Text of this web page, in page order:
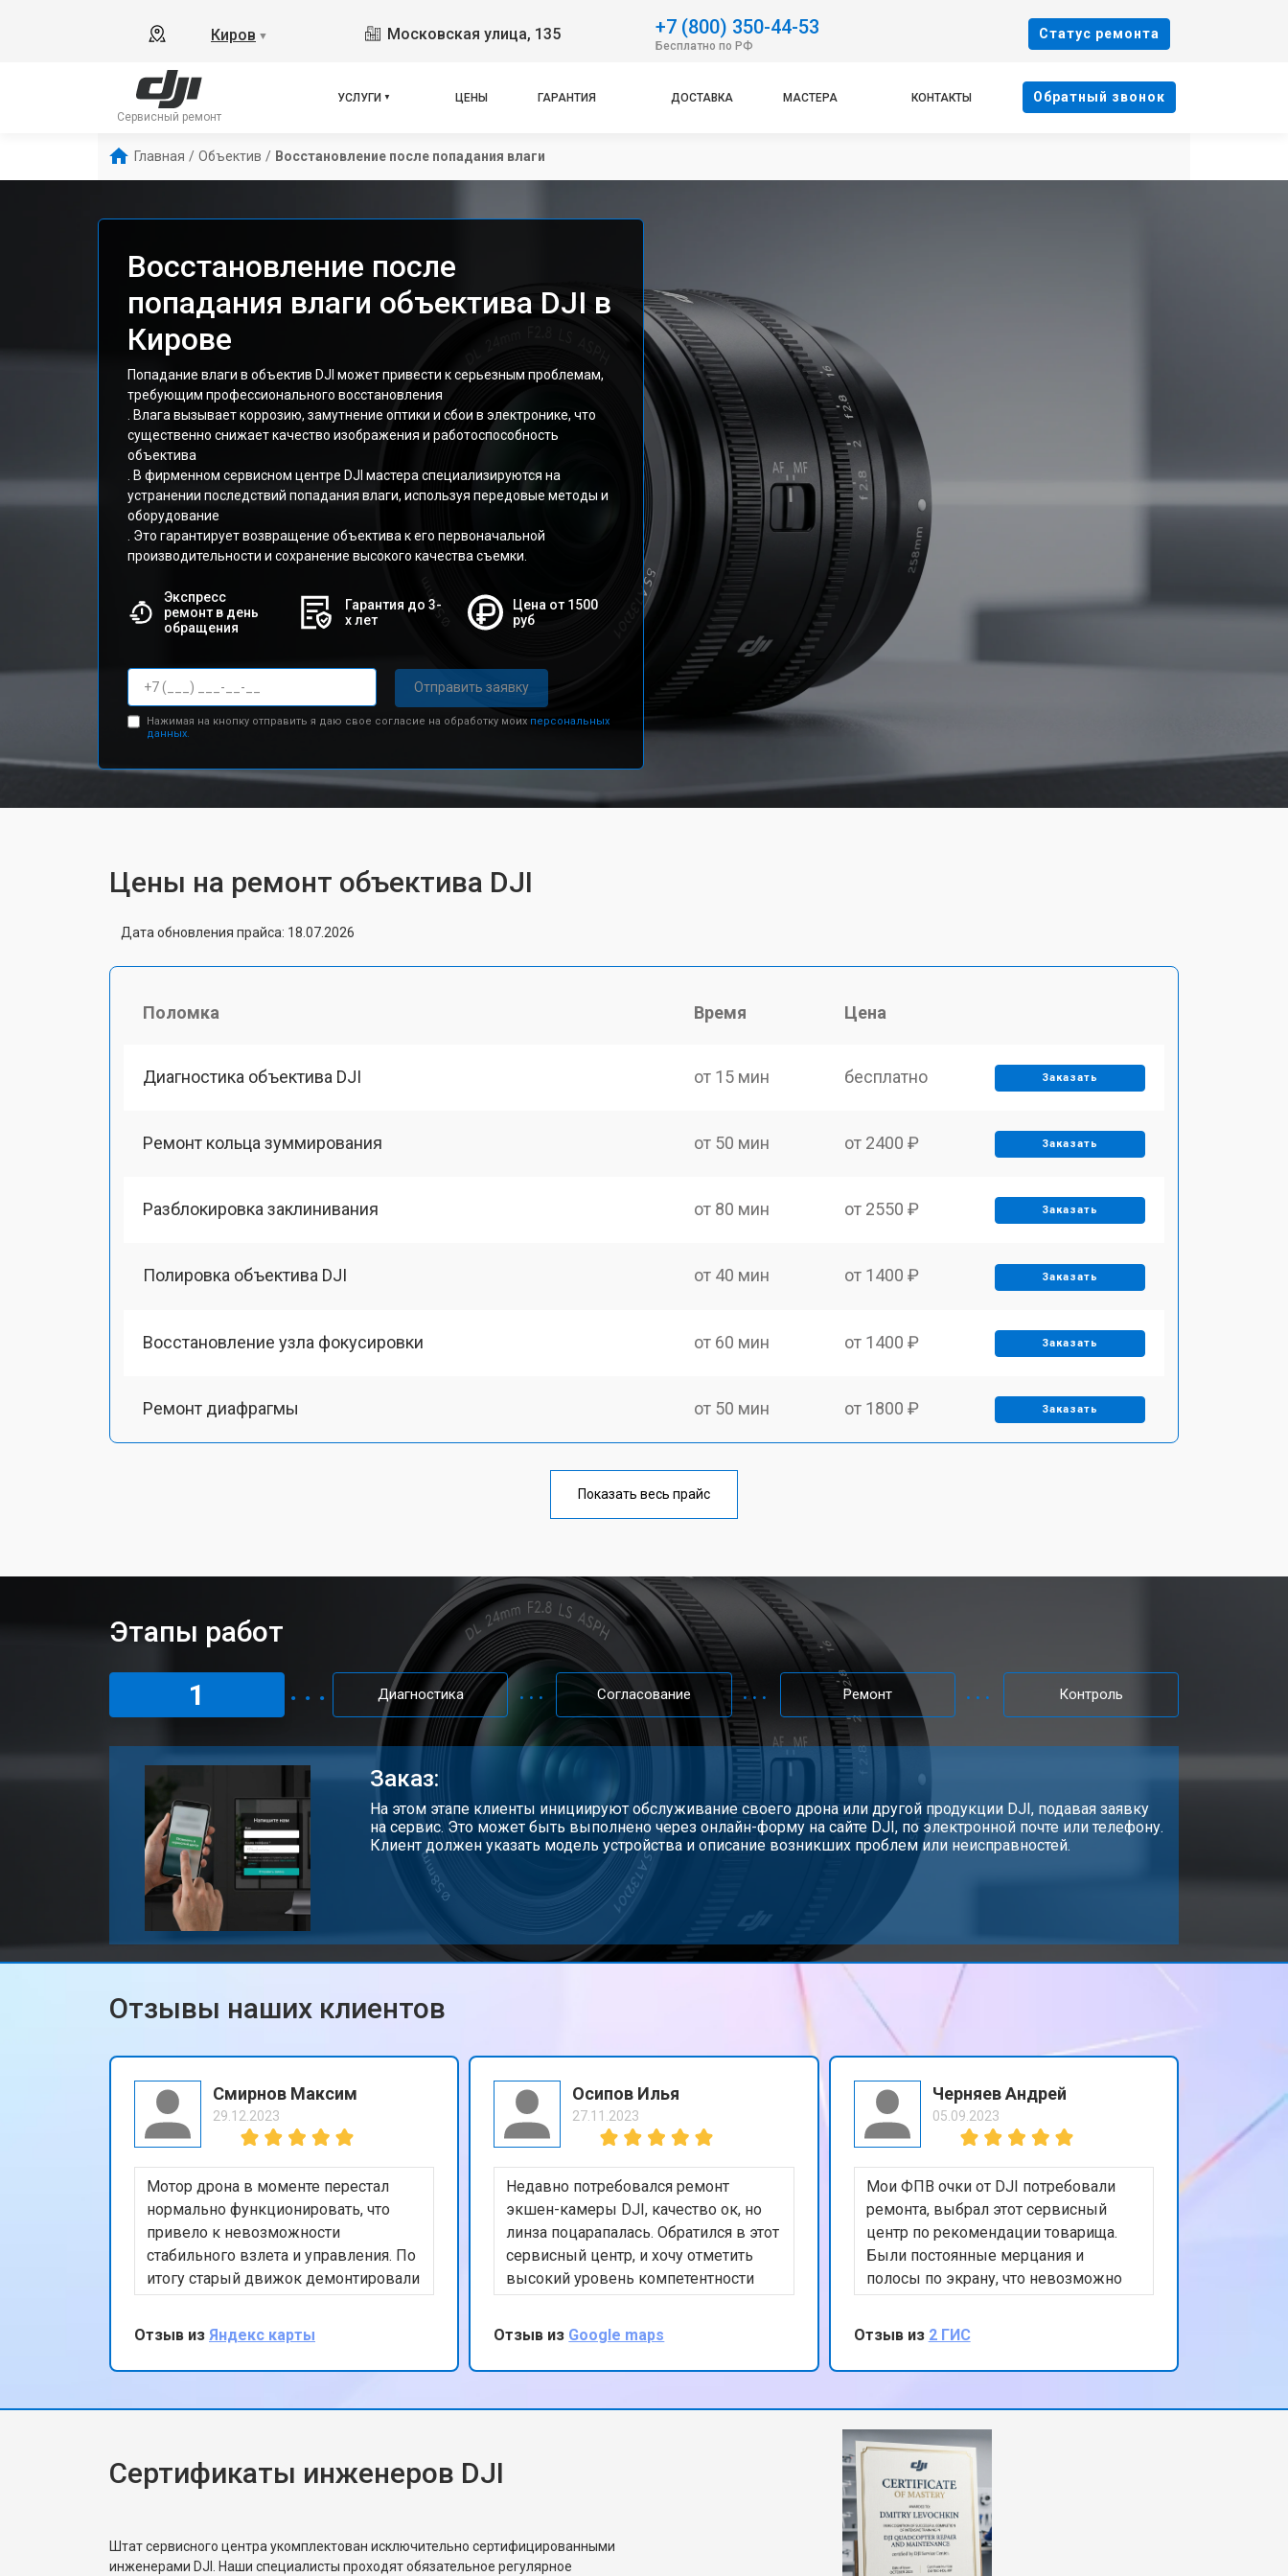
Киров ▼ Московская улица, 135 +7 (800) 350-44-53
Бесплатно по РФ
Cтатус ремонта
Сервисный ремонт
УСЛУГИ ЦЕНЫ ГАРАНТИЯ ДОСТАВКА МАСТЕРА КОНТАКТЫ Oбратный звонок
Главная / Объектив / Восстановление после попадания влаги
Восстановление после
попадания влаги объектива DJI в
Кирове
Попадание влаги в объектив DJI может привести к серьезным проблемам,
требующим профессионального восстановления
. Влага вызывает коррозию, замутнение оптики и сбои в электронике, что
существенно снижает качество изображения и работоспособность
объектива
. В фирменном сервисном центре DJI мастера специализируются на
устранении последствий попадания влаги, используя передовые методы и
оборудование
. Это гарантирует возвращение объектива к его первоначальной
производительности и сохранение высокого качества съемки.
Экспресс
ремонт в день
обращения
Гарантия до 3-
х лет
Цена от 1500
руб
Отправить заявку
Нажимая на кнопку отправить я даю свое согласие на обработку моих персональных
данных.
Цены на ремонт объектива DJI
Дата обновления прайса: 18.07.2026
Поломка Время Цена
Диагностика объектива DJI от 15 мин бесплатно Заказать
Ремонт кольца зуммирования от 50 мин от 2400 ₽ Заказать
Разблокировка заклинивания от 80 мин от 2550 ₽ Заказать
Полировка объектива DJI от 40 мин от 1400 ₽ Заказать
Восстановление узла фокусировки от 60 мин от 1400 ₽ Заказать
Ремонт диафрагмы от 50 мин от 1800 ₽ Заказать
от 50 мин
от 40 мин
Ремонт шлейфа оптического стабилизатора от 80 мин от 2600 ₽ Заказать
Показать весь прайс
Этапы работ
1
Диагностика Согласование Ремонт Контроль
Заказ:
На этом этапе клиенты инициируют обслуживание своего дрона или другой продукции DJI, подавая заявку
на сервис. Это может быть выполнено через онлайн-форму на сайте DJI, по электронной почте или телефону.
Клиент должен указать модель устройства и описание возникших проблем или неисправностей.
Отзывы наших клиентов
Смирнов Максим
29.12.2023
Мотор дрона в моменте перестал
нормально функционировать, что
привело к невозможности
стабильного взлета и управления. По
итогу старый движок демонтировали
и поставили новый. После тестового
полета, подписал бумаги и принял
коптер, сервисом остался доволен
Отзыв из Яндекс карты
Осипов Илья
27.11.2023
Недавно потребовался ремонт
экшен-камеры DJI, качество ок, но
линза поцарапалась. Обратился в этот
сервисный центр, и хочу отметить
высокий уровень компетентности
сотрудников и их внимательное
отношение к клиентам. Линзу по
итогу пришлось ставить с донора, но
качество с ней как на новой. Могу
за ремонт
Отзыв из Google maps
Черняев Андрей
05.09.2023
Мои ФПВ очки от DJI потребовали
ремонта, выбрал этот сервисный
центр по рекомендации товарища.
Были постоянные мерцания и
полосы по экрану, что невозможно
управлять дроном. Вместе с
диагностикой ремонт занял почти
неделю, хотелось бы быстрее, но
результат полностью устроил.
Отзыв из 2 ГИС
Сертификаты инженеров DJI
Штат сервисного центра укомплектован исключительно сертифицированными
инженерами DJI. Наши специалисты проходят обязательное регулярное